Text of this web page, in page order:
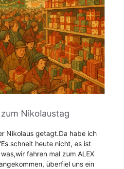
Nikolaustag
Nikolaus getagt.Da habe ich
schneit heute nicht, es ist
fahren mal zum ALEX
überfiel uns ein